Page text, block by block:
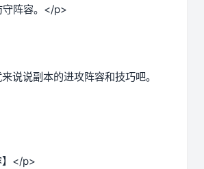
守阵容。</p>
说说副本的进攻阵容和技巧吧。
】</p>